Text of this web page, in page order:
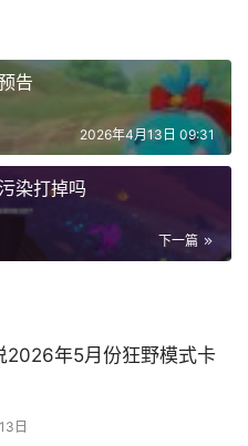
告
2026年4月13日 09:31
染打掉吗
下一篇
2026年5月份狂野模式卡
日